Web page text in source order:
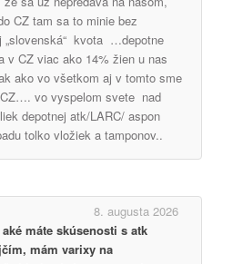
CZ tam sa to minie bez
„slovenská“ kvota …depotne
v CZ viac ako 14% žien u nas
ako vo všetkom aj v tomto sme
vo vyspelom svete nad
depotnej atk/LARC/ aspon
tolko vložiek a tamponov..
8. augusta 2026
máte skúsenosti s atk
mám varixy na